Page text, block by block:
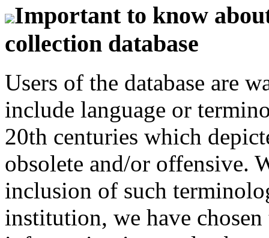
Important to know
collection database
Users of the database are
include language or
20th centuries which
obsolete and/or offensive.
inclusion of such
institution, we have